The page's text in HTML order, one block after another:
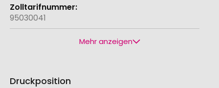
95030041
Mehr anzeigen
Druckposition